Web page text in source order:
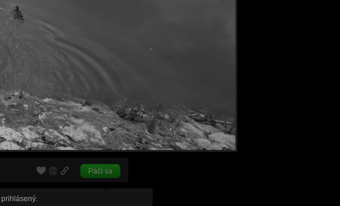
Páči sa
prihlásený.